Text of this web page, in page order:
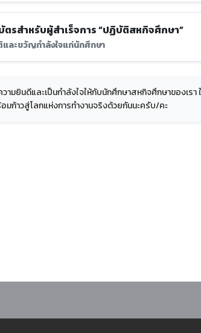
รสำหรับผู้สำเร็จการ “ปฏิบัติสหกิจศึกษา”
และขวัญกำลังใจแก่นักศึกษา
ามยินดีและเป็นกำลังใจให้กับนักศึกษาสหกิจศึกษาของเร
ก้าวสู่โลกแห่งการทำงานจริงด้วยกันนะครับ/คะ
อก